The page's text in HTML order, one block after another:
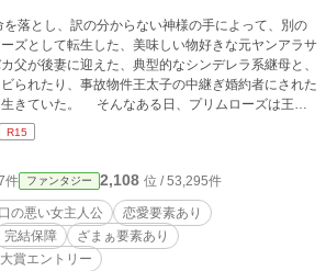
とし、訳の分からない神様の手によって、別の
ズとして転生した、美味しい物好きな元ヤンアラサ
父が後妻に迎えた、典型的なシンデレラ系継母と、
られたり、事故物件王太子の中継ぎ婚約者にされた
、プリムローズは王侯
に受ける『スキル鑑定の儀』の際、邪悪とされる大
判定されてしまう。 プリムローズはその日のう
の友人、美少女と見まごうばかりの気弱な第二王
句、国境近くの山中に捨てられてしまうのだった。
サー女の図太い少女は諦めない。 プリムローズ
時に引いたその手を勢い余ってブン回しながらも、
生き残りを図っていく。 これは、図太く
食いしん坊な転生令嬢が、自分なりの幸せを自分の
R15
件 ファンタジー 2,108 位 / 53,295件
口の悪い女主人公
恋愛要素あり
完結保障
ざまぁ要素あり
賞エントリー